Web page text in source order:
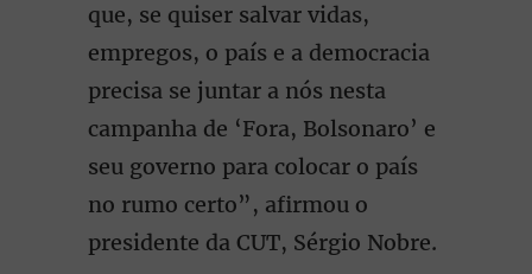
que, se quiser salvar vidas,
empregos, o país e a democracia
precisa se juntar a nós nesta
campanha de ‘Fora, Bolsonaro’ e
seu governo para colocar o país
no rumo certo”, afirmou o
presidente da CUT, Sérgio Nobre.